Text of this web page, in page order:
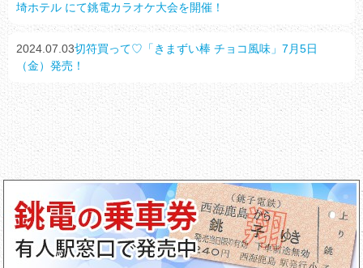
埼ホテル にて銚電カラオケ大会を開催！
2024.07.03切符買って♡「きまずい棒 チョコ風味」7月5日
（金）発売！